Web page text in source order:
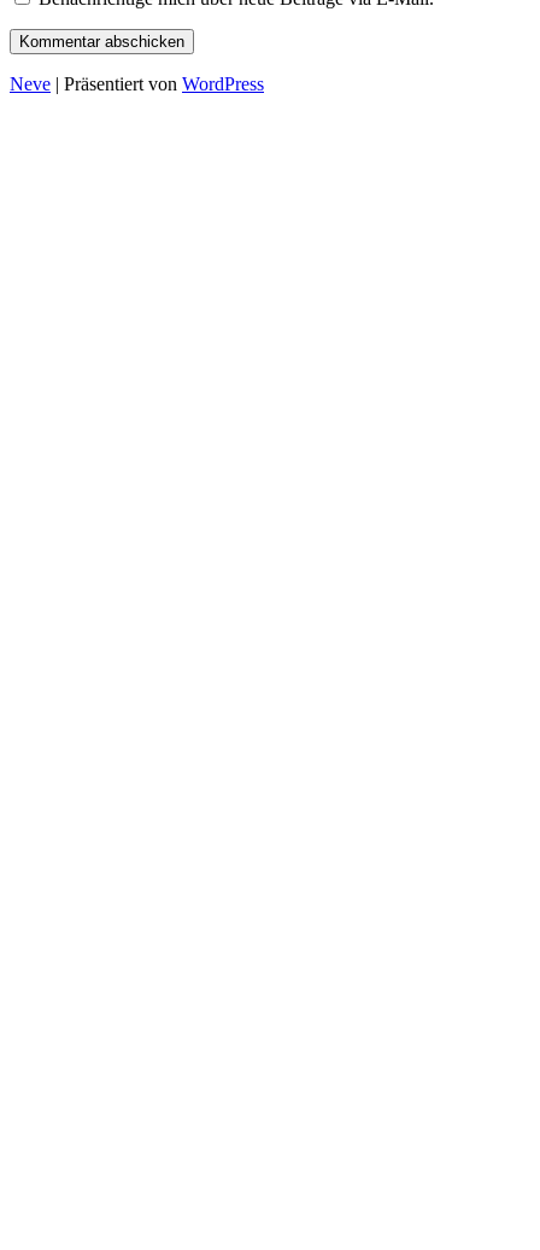
Neve | Präsentiert von WordPress